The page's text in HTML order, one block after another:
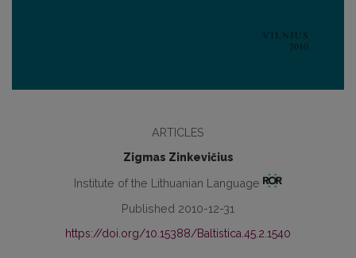
ARTICLES
Zigmas Zinkevičius
Institute of the Lithuanian Language
Published 2010-12-31
https://doi.org/10.15388/Baltistica.45.2.1540